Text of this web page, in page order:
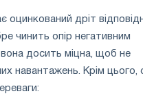
оцинкований дріт
чинить опір негативним
досить міцна, щоб не
навантажень. Крім цього,